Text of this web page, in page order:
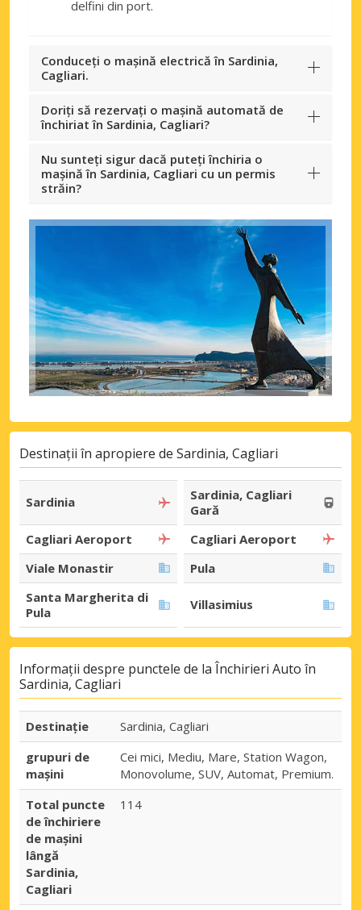
delfini din port.
Conduceți o mașină electrică în Sardinia,
Cagliari.
Doriți să rezervați o mașină automată de
închiriat în Sardinia, Cagliari?
Nu sunteți sigur dacă puteți închiria o
mașină în Sardinia, Cagliari cu un permis
străin?
Destinații în apropiere de Sardinia, Cagliari
Sardinia
Sardinia, Cagliari
Gară
Cagliari Aeroport
Cagliari Aeroport
Viale Monastir
Pula
Santa Margherita di
Pula
Villasimius
Informații despre punctele de la Închirieri Auto în
Sardinia, Cagliari
Destinaţie
Sardinia, Cagliari
grupuri de
mașini
Cei mici, Mediu, Mare, Station Wagon,
Monovolume, SUV, Automat, Premium.
Total puncte
de închiriere
de mașini
lângă
Sardinia,
Cagliari
114